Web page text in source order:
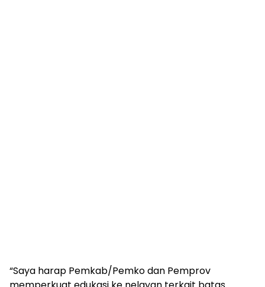
“Saya harap Pemkab/Pemko dan Pemprov